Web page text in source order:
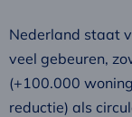
Nederland staat
veel gebeuren,
(+100.000
reductie) als